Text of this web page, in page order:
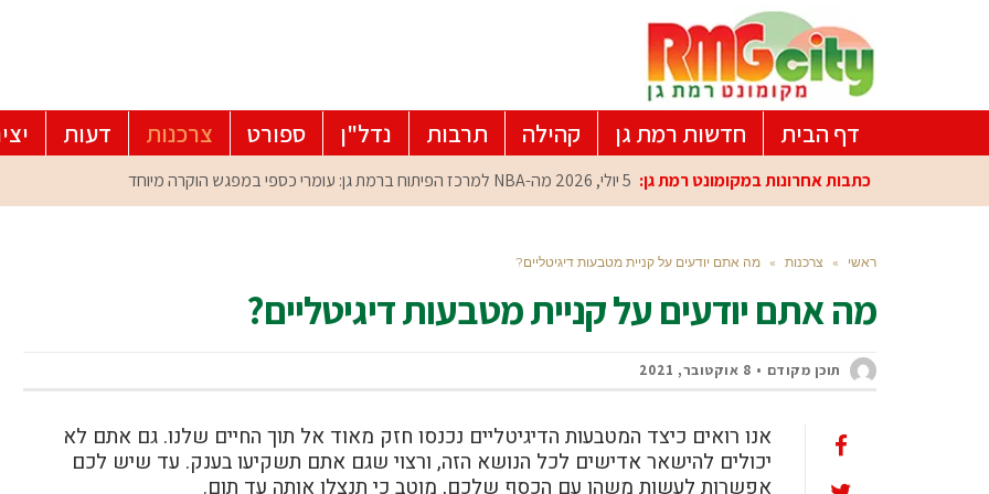
דף הבית חדשות רמת גן קהילה תרבות נדל"ן ספורט צרכנות דעות
כתבות אחרונות במקומונט רמת גן: 5 יולי, 2026 מה-NBA למרכז הפיתוח ברמת גן: עומרי כספי במפגש הוקרה מיוחד
ראשי » צרכנות » מה אתם יודעים על קניית מטבעות דיגיטליים?
מה אתם יודעים על קניית מטבעות דיגיטליים?
תוכן מקודם 8 אוקטובר, 2021
אנו רואים כיצד המטבעות הדיגיטליים נכנסו חזק מאוד אל תוך החיים שלנו. גם אתם לא
יכולים להישאר אדישים לכל הנושא הזה, ורצוי שגם אתם תשקיעו בענק. עד שיש לכם
אפשרות לעשות משהו עם הכסף שלכם, מוטב כי תנצלו אותה עד תום.